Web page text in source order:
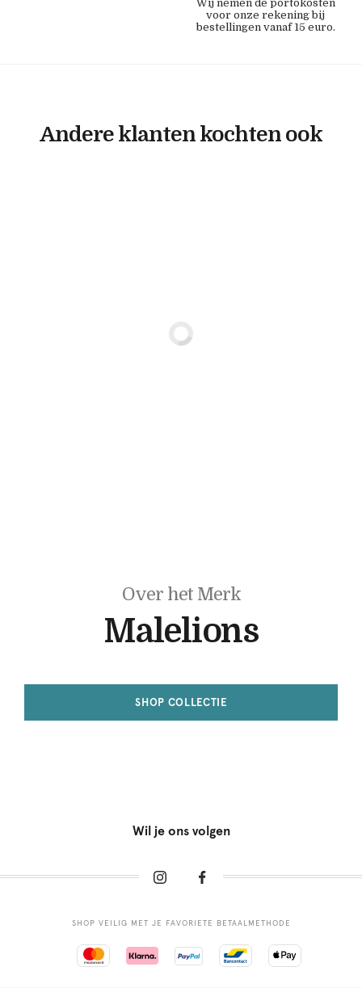
Wij nemen de portokosten
voor onze rekening bij
bestellingen vanaf 15 euro.
Andere klanten kochten ook
Over het Merk
Malelions
SHOP COLLECTIE
Wil je ons volgen
SHOP VEILIG MET JE FAVORIETE BETAALMETHODE